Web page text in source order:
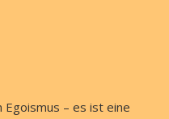
Egoismus – es ist eine